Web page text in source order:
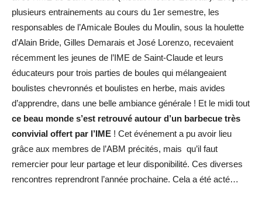
plusieurs entrainements au cours du 1er semestre, les
responsables de l’Amicale Boules du Moulin, sous la houlette
d’Alain Bride, Gilles Demarais et José Lorenzo, recevaient
récemment les jeunes de l’IME de Saint-Claude et leurs
éducateurs pour trois parties de boules qui mélangeaient
boulistes chevronnés et boulistes en herbe, mais avides
d’apprendre, dans une belle ambiance générale ! Et le midi tout
ce beau monde s’est retrouvé autour d’un barbecue très
convivial offert par l’IME ! Cet événement a pu avoir lieu
grâce aux membres de l’ABM précités, mais qu’il faut
remercier pour leur partage et leur disponibilité. Ces diverses
rencontres reprendront l’année prochaine. Cela a été acté…